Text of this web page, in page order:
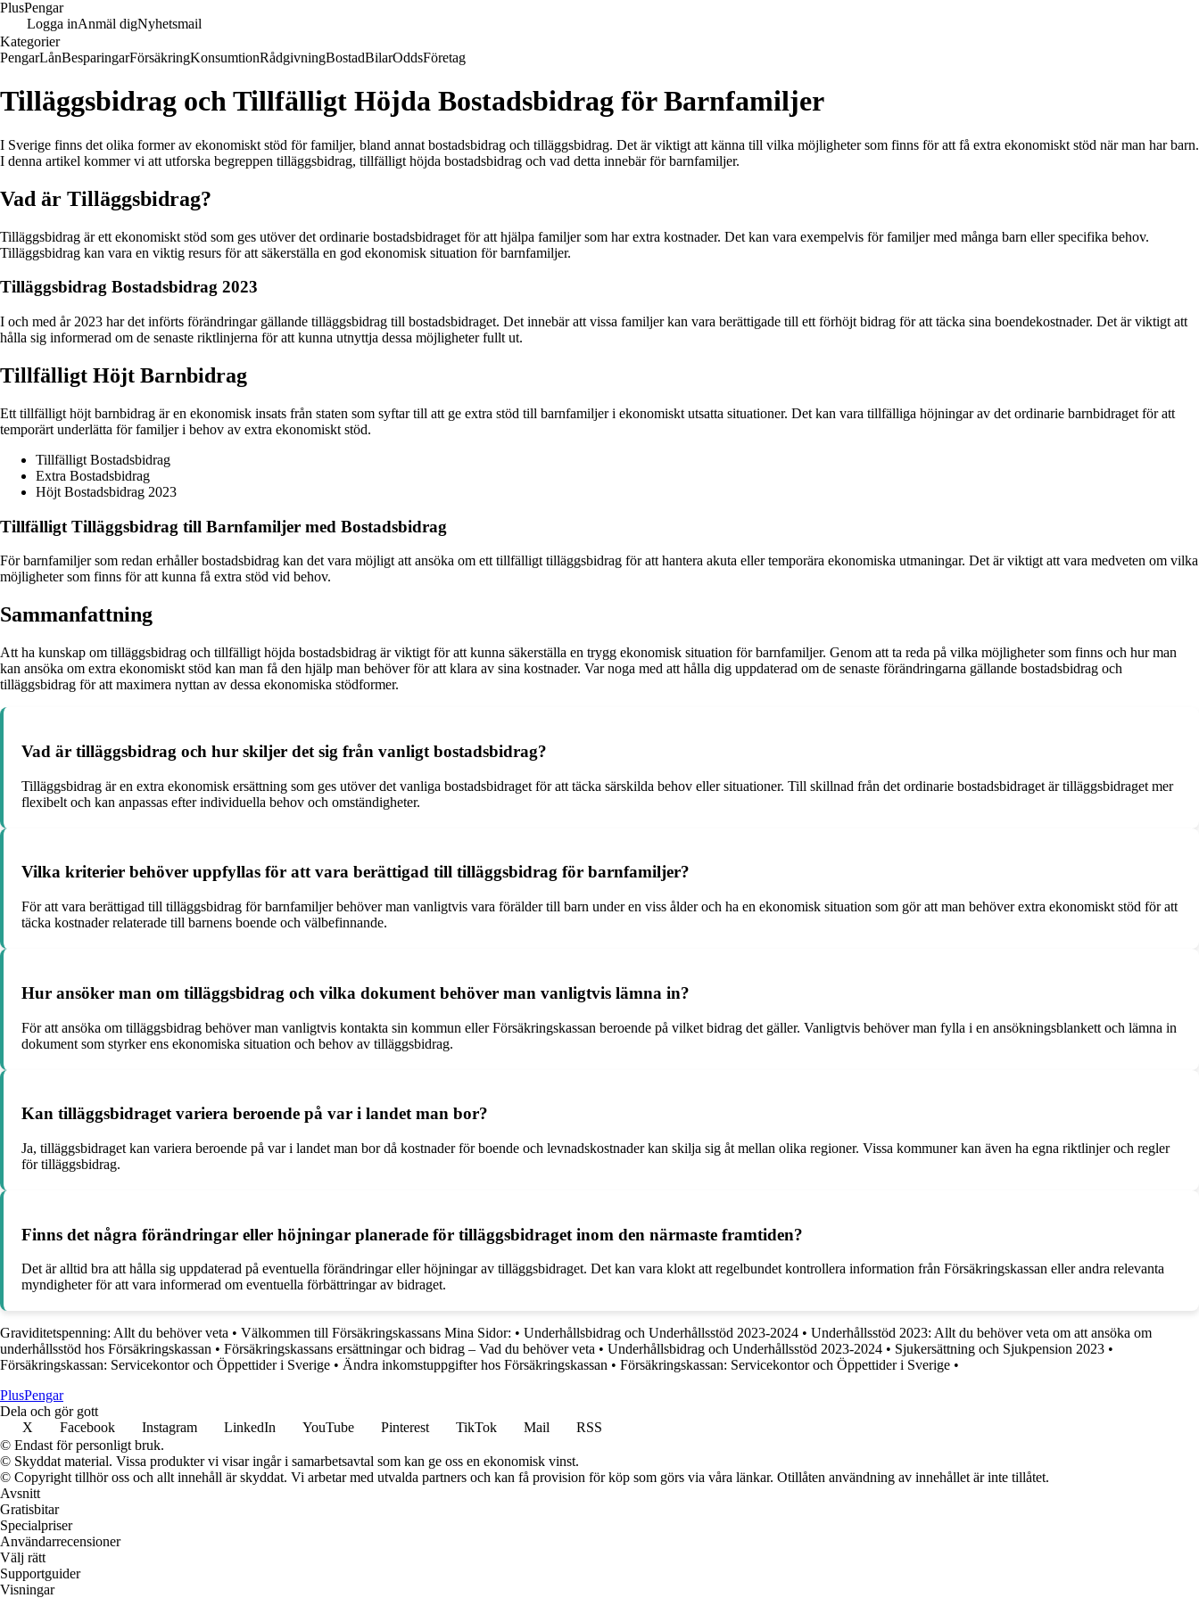
PlusPengar
Logga inAnmäl digNyhetsmail
Kategorier
PengarLånBesparingarFörsäkringKonsumtionRådgivningBostadBilarOddsFöretag
Tilläggsbidrag och Tillfälligt Höjda Bostadsbidrag för Barnfamiljer
I Sverige finns det olika former av ekonomiskt stöd för familjer, bland annat bostadsbidrag och tilläggsbidrag. Det är viktigt att känna till vilka möjligheter som finns för att få extra ekonomiskt stöd när man har barn.
I denna artikel kommer vi att utforska begreppen tilläggsbidrag, tillfälligt höjda bostadsbidrag och vad detta innebär för barnfamiljer.
Vad är Tilläggsbidrag?
Tilläggsbidrag är ett ekonomiskt stöd som ges utöver det ordinarie bostadsbidraget för att hjälpa familjer som har extra kostnader. Det kan vara exempelvis för familjer med många barn eller specifika behov.
Tilläggsbidrag kan vara en viktig resurs för att säkerställa en god ekonomisk situation för barnfamiljer.
Tilläggsbidrag Bostadsbidrag 2023
I och med år 2023 har det införts förändringar gällande tilläggsbidrag till bostadsbidraget. Det innebär att vissa familjer kan vara berättigade till ett förhöjt bidrag för att täcka sina boendekostnader. Det är viktigt att
hålla sig informerad om de senaste riktlinjerna för att kunna utnyttja dessa möjligheter fullt ut.
Tillfälligt Höjt Barnbidrag
Ett tillfälligt höjt barnbidrag är en ekonomisk insats från staten som syftar till att ge extra stöd till barnfamiljer i ekonomiskt utsatta situationer. Det kan vara tillfälliga höjningar av det ordinarie barnbidraget för att
temporärt underlätta för familjer i behov av extra ekonomiskt stöd.
Tillfälligt Bostadsbidrag
Extra Bostadsbidrag
Höjt Bostadsbidrag 2023
Tillfälligt Tilläggsbidrag till Barnfamiljer med Bostadsbidrag
För barnfamiljer som redan erhåller bostadsbidrag kan det vara möjligt att ansöka om ett tillfälligt tilläggsbidrag för att hantera akuta eller temporära ekonomiska utmaningar. Det är viktigt att vara medveten om vilka
möjligheter som finns för att kunna få extra stöd vid behov.
Sammanfattning
Att ha kunskap om tilläggsbidrag och tillfälligt höjda bostadsbidrag är viktigt för att kunna säkerställa en trygg ekonomisk situation för barnfamiljer. Genom att ta reda på vilka möjligheter som finns och hur man
kan ansöka om extra ekonomiskt stöd kan man få den hjälp man behöver för att klara av sina kostnader. Var noga med att hålla dig uppdaterad om de senaste förändringarna gällande bostadsbidrag och
tilläggsbidrag för att maximera nyttan av dessa ekonomiska stödformer.
Vad är tilläggsbidrag och hur skiljer det sig från vanligt bostadsbidrag?
Tilläggsbidrag är en extra ekonomisk ersättning som ges utöver det vanliga bostadsbidraget för att täcka särskilda behov eller situationer. Till skillnad från det ordinarie bostadsbidraget är tilläggsbidraget mer
flexibelt och kan anpassas efter individuella behov och omständigheter.
Vilka kriterier behöver uppfyllas för att vara berättigad till tilläggsbidrag för barnfamiljer?
För att vara berättigad till tilläggsbidrag för barnfamiljer behöver man vanligtvis vara förälder till barn under en viss ålder och ha en ekonomisk situation som gör att man behöver extra ekonomiskt stöd för att
täcka kostnader relaterade till barnens boende och välbefinnande.
Hur ansöker man om tilläggsbidrag och vilka dokument behöver man vanligtvis lämna in?
För att ansöka om tilläggsbidrag behöver man vanligtvis kontakta sin kommun eller Försäkringskassan beroende på vilket bidrag det gäller. Vanligtvis behöver man fylla i en ansökningsblankett och lämna in
dokument som styrker ens ekonomiska situation och behov av tilläggsbidrag.
Kan tilläggsbidraget variera beroende på var i landet man bor?
Ja, tilläggsbidraget kan variera beroende på var i landet man bor då kostnader för boende och levnadskostnader kan skilja sig åt mellan olika regioner. Vissa kommuner kan även ha egna riktlinjer och regler
för tilläggsbidrag.
Finns det några förändringar eller höjningar planerade för tilläggsbidraget inom den närmaste framtiden?
Det är alltid bra att hålla sig uppdaterad på eventuella förändringar eller höjningar av tilläggsbidraget. Det kan vara klokt att regelbundet kontrollera information från Försäkringskassan eller andra relevanta
myndigheter för att vara informerad om eventuella förbättringar av bidraget.
Graviditetspenning: Allt du behöver veta • Välkommen till Försäkringskassans Mina Sidor: • Underhållsbidrag och Underhållsstöd 2023-2024 • Underhållsstöd 2023: Allt du behöver veta om att ansöka om
underhållsstöd hos Försäkringskassan • Försäkringskassans ersättningar och bidrag – Vad du behöver veta • Underhållsbidrag och Underhållsstöd 2023-2024 • Sjukersättning och Sjukpension 2023 •
Försäkringskassan: Servicekontor och Öppettider i Sverige • Ändra inkomstuppgifter hos Försäkringskassan • Försäkringskassan: Servicekontor och Öppettider i Sverige •
PlusPengar
Dela och gör gott
X
Facebook Instagram LinkedIn YouTube Pinterest TikTok Mail
RSS
© Endast för personligt bruk.
© Skyddat material. Vissa produkter vi visar ingår i samarbetsavtal som kan ge oss en ekonomisk vinst.
© Copyright tillhör oss och allt innehåll är skyddat. Vi arbetar med utvalda partners och kan få provision för köp som görs via våra länkar. Otillåten användning av innehållet är inte tillåtet.
Avsnitt
Gratisbitar
Specialpriser
Användarrecensioner
Välj rätt
Supportguider
Visningar